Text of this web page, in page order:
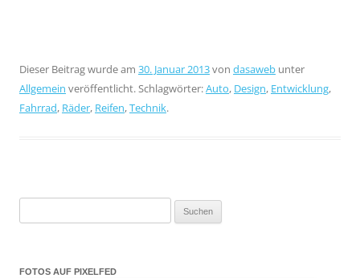
Dieser Beitrag wurde am 30. Januar 2013von dasaweb unter
Allgemein veröffentlicht. Schlagwörter:Auto, Design, Entwicklung,
Fahrrad, Räder, Reifen,Technik.
nach:
FOTOS AUF PIXELFED